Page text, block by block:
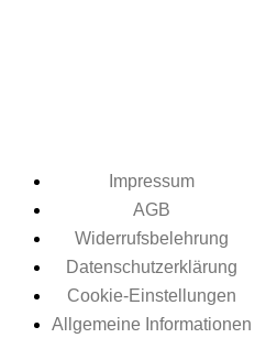
Impressum
AGB
Widerrufsbelehrung
Datenschutzerklärung
Cookie-Einstellungen
Allgemeine Informationen